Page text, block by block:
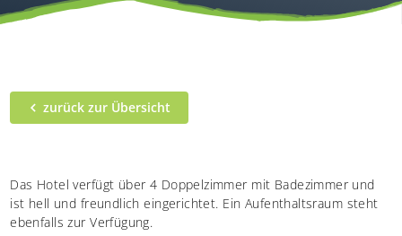
zurück zur Übersicht
Das Hotel verfügt über 4 Doppelzimmer mit Badezimmer und
ist hell und freundlich eingerichtet. Ein Aufenthaltsraum steht
ebenfalls zur Verfügung.